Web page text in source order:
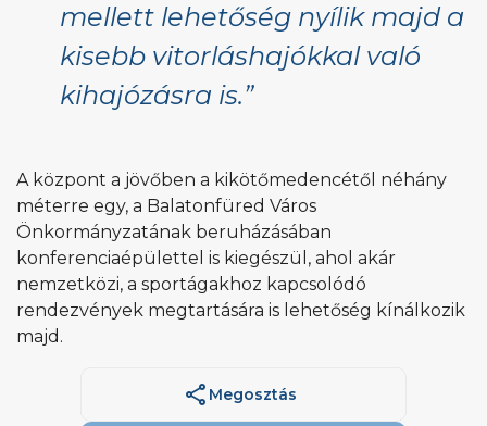
mellett lehetőség nyílik majd a
kisebb vitorláshajókkal való
kihajózásra is.”
A központ a jövőben a kikötőmedencétől néhány
méterre egy, a Balatonfüred Város
Önkormányzatának beruházásában
konferenciaépülettel is kiegészül, ahol akár
nemzetközi, a sportágakhoz kapcsolódó
rendezvények megtartására is lehetőség kínálkozik
majd.
share Megosztás